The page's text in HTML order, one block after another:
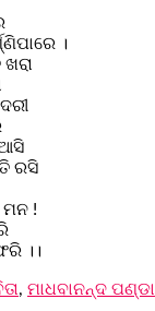
।
ରସି
ମନ !
।।
, ମାଧବାନନ୍ଦ ପଣ୍ଡା